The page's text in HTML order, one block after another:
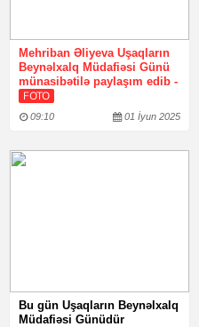
Mehriban Əliyeva Uşaqların
Beynəlxalq Müdafiəsi Günü
münasibətilə paylaşım edib -
FOTO
09:10 01 İyun 2025
Bu gün Uşaqların Beynəlxalq
Müdafiəsi Günüdür